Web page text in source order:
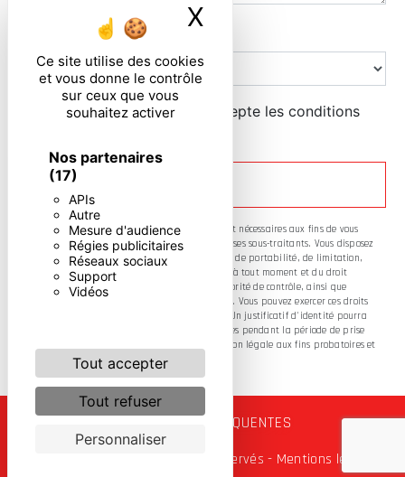
Ce site utilise des cookies
et vous donne le contrôle
sur ceux que vous
souhaitez activer
Nos partenaires
(17)
APIs
Autre
Mesure d'audience
Régies publicitaires
Réseaux sociaux
Support
Vidéos
Tout accepter
Tout refuser
Personnaliser
X
Combien font sept plus six
En cochant cette case, j'accepte les conditions
** Les données personnelles communiquées sont nécessaires aux fins de vous
contacter. Elles sont destinées à l'entreprise et ses sous-traitants. Vous disposez
de droits d’accès, de rectification, d’effacement, de portabilité, de limitation,
d’opposition, de retrait de votre consentement à tout moment et du droit
d’introduire une réclamation auprès d’une autorité de contrôle, ainsi que
d’organiser le sort de vos données post-mortem. Vous pouvez exercer ces droits
par voie postale ou par courrier électronique. Un justificatif d'identité pourra
vous être demandé. Nous conservons vos données pendant la période de prise
de contact puis pendant la durée de prescription légale aux fins probatoires et
de gestion des contentieux.
RECHERCHES FRÉQUENTES
- 2026 - Tous droits réservés - Mentions légales